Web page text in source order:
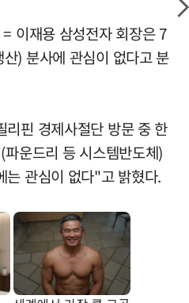
이재용 삼성전자 회장은 7
) 분사에 관심이 없다고 분
리핀 경제사절단 방문 중 한
운드리 등 시스템반도체)
는 관심이 없다"고 밝혔다.